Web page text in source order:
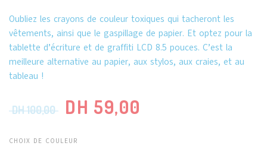
Oubliez les crayons de couleur toxiques qui tacheront les
vêtements, ainsi que le gaspillage de papier. Et optez pour la
tablette d’écriture et de graffiti LCD 8.5 pouces. C’est la
meilleure alternative au papier, aux stylos, aux craies, et au
tableau !
DH100,00 DH 59,00
CHOIX DE COULEUR